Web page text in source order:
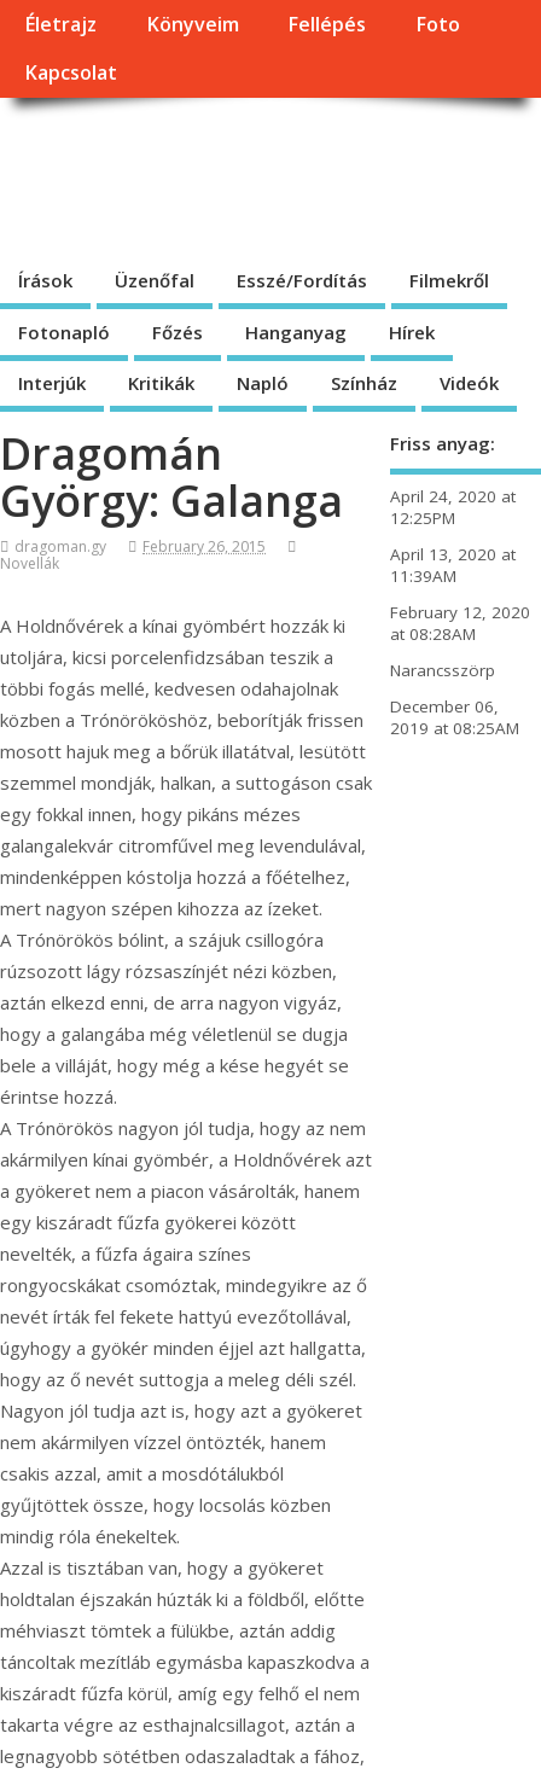
Életrajz Könyveim Fellépés
Foto
Kapcsolat
Írások Üzenőfal Esszé/Fordítás Filmekről
Fotonapló Főzés Hanganyag Hírek
Interjúk Kritikák Napló Színház Videók
Dragomán
György: Galanga
dragoman.gy
February 26, 2015
Novellák
A Holdnővérek a kínai gyömbért hozzák ki
utoljára, kicsi porcelenfidzsában teszik a
többi fogás mellé, kedvesen odahajolnak
közben a Trónörököshöz, beborítják frissen
mosott hajuk meg a bőrük illatátval, lesütött
szemmel mondják, halkan, a suttogáson csak
egy fokkal innen, hogy pikáns mézes
galangalekvár citromfűvel meg levendulával,
mindenképpen kóstolja hozzá a főételhez,
mert nagyon szépen kihozza az ízeket.
A Trónörökös bólint, a szájuk csillogóra
rúzsozott lágy rózsaszínjét nézi közben,
aztán elkezd enni, de arra nagyon vigyáz,
hogy a galangába még véletlenül se dugja
bele a villáját, hogy még a kése hegyét se
érintse hozzá.
A Trónörökös nagyon jól tudja, hogy az nem
akármilyen kínai gyömbér, a Holdnővérek azt
a gyökeret nem a piacon vásárolták, hanem
egy kiszáradt fűzfa gyökerei között
nevelték, a fűzfa ágaira színes
rongyocskákat csomóztak, mindegyikre az ő
nevét írták fel fekete hattyú evezőtollával,
úgyhogy a gyökér minden éjjel azt hallgatta,
hogy az ő nevét suttogja a meleg déli szél.
Nagyon jól tudja azt is, hogy azt a gyökeret
nem akármilyen vízzel öntözték, hanem
csakis azzal, amit a mosdótálukból
gyűjtöttek össze, hogy locsolás közben
mindig róla énekeltek.
Azzal is tisztában van, hogy a gyökeret
holdtalan éjszakán húzták ki a földből, előtte
méhviaszt tömtek a fülükbe, aztán addig
táncoltak mezítláb egymásba kapaszkodva a
kiszáradt fűzfa körül, amíg egy felhő el nem
takarta végre az esthajnalcsillagot, aztán a
legnagyobb sötétben odaszaladtak a fához,
Friss anyag:
April 24, 2020 at
12:25PM
April 13, 2020 at
11:39AM
February 12, 2020
at 08:28AM
Narancsszörp
December 06,
2019 at 08:25AM